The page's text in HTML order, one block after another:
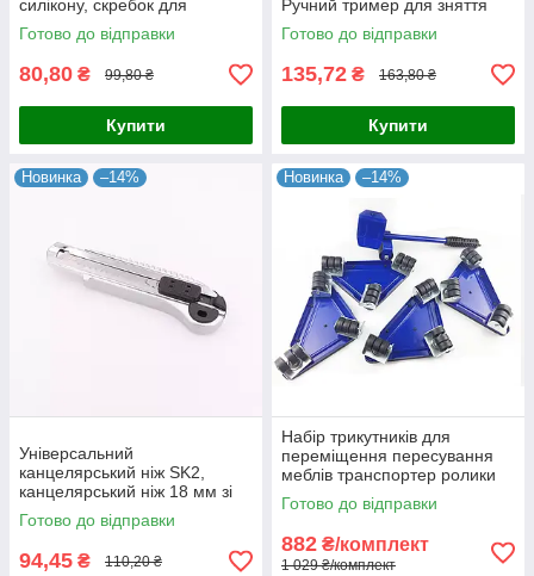
силікону, скребок для
нанесення силікону та
герметика
Готово до відправки
80,80 ₴ 99,80 ₴
Купити
Ручний тример для зняття
задирок із 3D-моделями
Готово до відправки
135,72 ₴ 163,80 ₴
Купити
Новинка –14%
Універсальний
канцелярський ніж SK2,
канцелярський ніж 18 мм зі
сталі для різання паперу,
канцелярський бокскатер
Готово до відправки
94,45 ₴ 110,20 ₴
Новинка –14%
Набір трикутників для
переміщення пересування
меблів транспортер ролики
для меблів, важіль і 4 ролики
Готово до відправки
882 ₴/комплект
1 029 ₴/комплект